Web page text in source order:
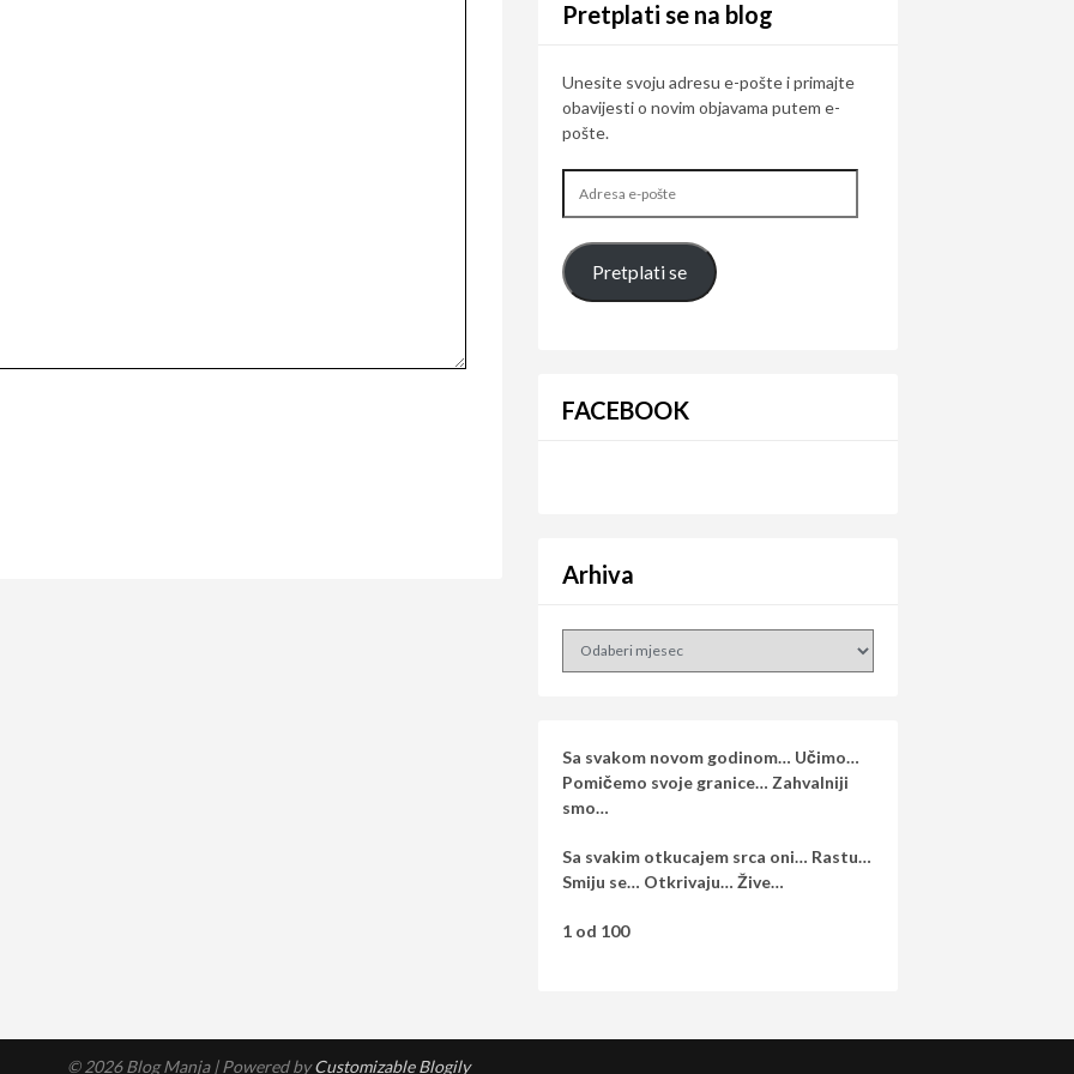
Pretplati se na blog
Unesite svoju adresu e-pošte i primajte
obavijesti o novim objavama putem e-
pošte.
Pretplati se
FACEBOOK
Arhiva
Arhiva
Sa svakom novom godinom… Učimo…
Pomičemo svoje granice… Zahvalniji
smo…
Sa svakim otkucajem srca oni… Rastu…
Smiju se… Otkrivaju… Žive…
1 od 100
© 2026 Blog Manja | Powered byCustomizable Blogily